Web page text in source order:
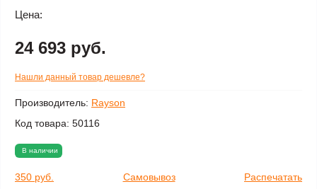
Производитель: Rayson
Код товара: 50116
В наличии
350 руб. Самовывоз Распечатать
Цена:
24 693 руб.
Нашли данный товар дешевле?